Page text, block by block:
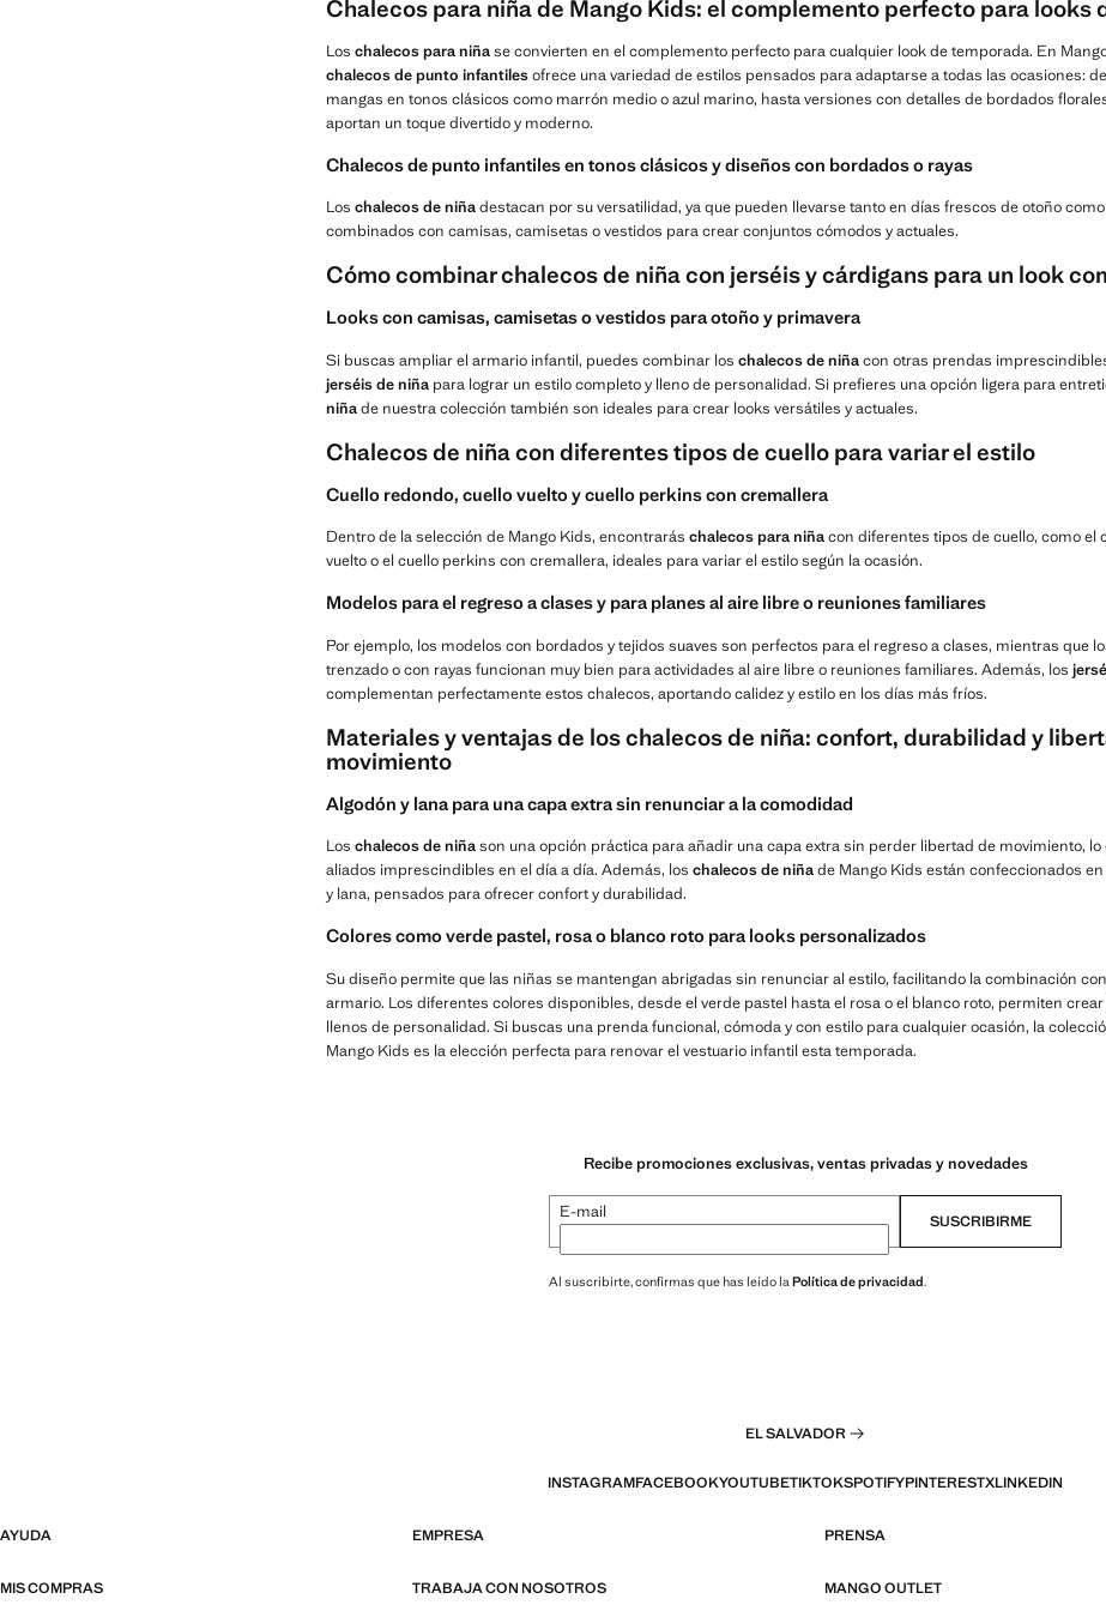
Chalecos para niña de Mango Kids: el complemento perfecto para looks
Los chalecos para niñase convierten en el complemento perfecto para cualquier look de temporada. En
chalecos de punto infantilesofrece una variedad de estilos pensados para adaptarse a todas las ocasiones:
mangas en tonos clásicos como marrón medio o azul marino, hasta versiones con detalles de bordados
aportan un toque divertido y moderno.
Chalecos de punto infantiles en tonos clásicos y diseños con bordados o rayas
Los chalecos de niñadestacan por su versatilidad, ya que pueden llevarse tanto en días frescos de otoño
combinados con camisas, camisetas o vestidos para crear conjuntos cómodos y actuales.
Cómo combinar chalecos de niña con jerséis y cárdigans para un look
Looks con camisas, camisetas o vestidos para otoño y primavera
Si buscas ampliar el armario infantil, puedes combinar los chalecos de niñacon otras prendas
jerséis de niña para lograr un estilo completo y lleno de personalidad. Si prefieres una opción ligera para
niñade nuestra colección también son ideales para crear looks versátiles y actuales.
Chalecos de niña con diferentes tipos de cuello para variar el estilo
Cuello redondo, cuello vuelto y cuello perkins con cremallera
Dentro de la selección de Mango Kids, encontrarás chalecos para niñacon diferentes tipos de cuello, como el
vuelto o el cuello perkins con cremallera, ideales para variar el estilo según la ocasión.
Modelos para el regreso a clases y para planes al aire libre o reuniones familiares
Por ejemplo, los modelos con bordados y tejidos suaves son perfectos para el regreso a clases, mientras que
trenzado o con rayas funcionan muy bien para actividades al aire libre o reuniones familiares. Además, los
complementan perfectamente estos chalecos, aportando calidez y estilo en los días más fríos.
Materiales y ventajas de los chalecos de niña: confort, durabilidad y
movimiento
Algodón y lana para una capa extra sin renunciar a la comodidad
Los chalecos de niñason una opción práctica para añadir una capa extra sin perder libertad de movimiento, lo
aliados imprescindibles en el día a día. Además, los chalecos de niñade Mango Kids están confeccionados
y lana, pensados para ofrecer confort y durabilidad.
Colores como verde pastel, rosa o blanco roto para looks personalizados
Su diseño permite que las niñas se mantengan abrigadas sin renunciar al estilo, facilitando la combinación
armario. Los diferentes colores disponibles, desde el verde pastel hasta el rosa o el blanco roto, permiten
llenos de personalidad. Si buscas una prenda funcional, cómoda y con estilo para cualquier ocasión, la
Mango Kids es la elección perfecta para renovar el vestuario infantil esta temporada.
Recibe promociones exclusivas, ventas privadas y novedades
E-mail SUSCRIBIRME
Al suscribirte, confirmas que has leído laPolítica de privacidad.
EL SALVADOR
INSTAGRAMFACEBOOKYOUTUBETIKTOKSPOTIFYPINTERESTXLINKEDIN
AYUDA EMPRESA PRENSA
MIS COMPRAS TRABAJA CON NOSOTROS MANGO OUTLET